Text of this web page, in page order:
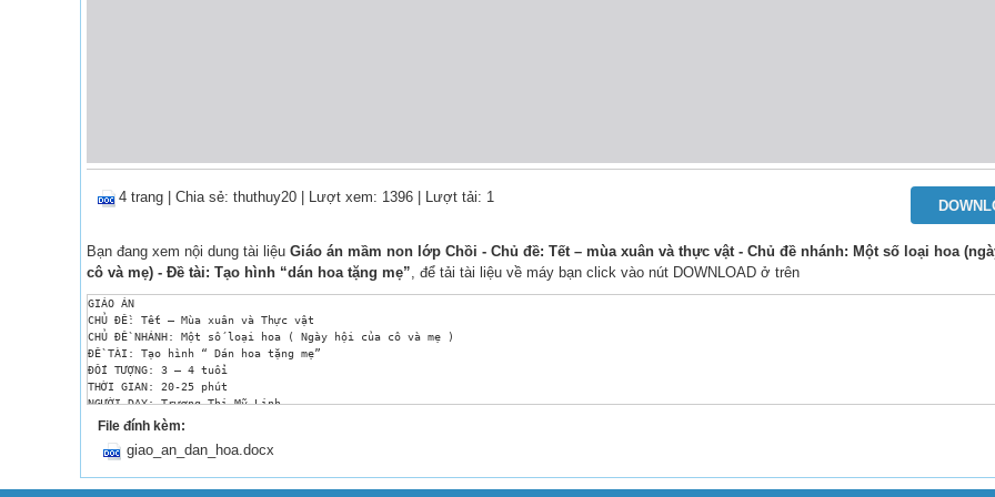
4 trang Chia sẻ: thuthuy20 | Lượt xem: 1396 | Lượt tải: 1
Bạn đang xem nội dung tài liệu Giáo án mầm non lớp Chồi - Chủ đề: Tết – mùa xuân và thực vật - Chủ đề nhánh: Một số loại hoa
cô và mẹ) - Đề tài: Tạo hình “dán hoa tặng mẹ” , để tải tài liệu về máy bạn click vào nút DOWNLOAD ở trên
GIÁO ÁN
CHỦ ĐỀ: Tết – Mùa xuân và Thực vật
CHỦ ĐỀ NHÁNH: Một số loại hoa ( Ngày hội của cô và mẹ )
ĐỀ TÀI: Tạo hình “ Dán hoa tặng mẹ”
ĐỐI TƯỢNG: 3 – 4 tuổi
THỜI GIAN: 20-25 phút
NGƯỜI DẠY: Trương Thị Mỹ Linh
NGÀY SOẠN: 06/03/2016
GVHD: Nguyễn Thị Kim Anh
File đính kèm:
giao_an_dan_hoa.docx